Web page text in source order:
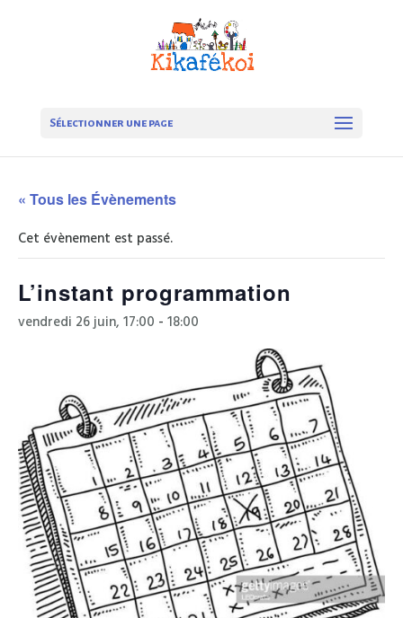
Sélectionner une page
« Tous les Évènements
Cet évènement est passé.
L’instant programmation
vendredi 26 juin, 17:00 - 18:00